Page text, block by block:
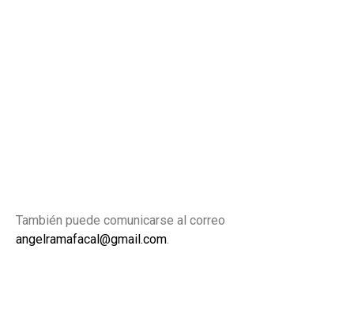
También puede comunicarse al correo
angelramafacal@gmail.com.